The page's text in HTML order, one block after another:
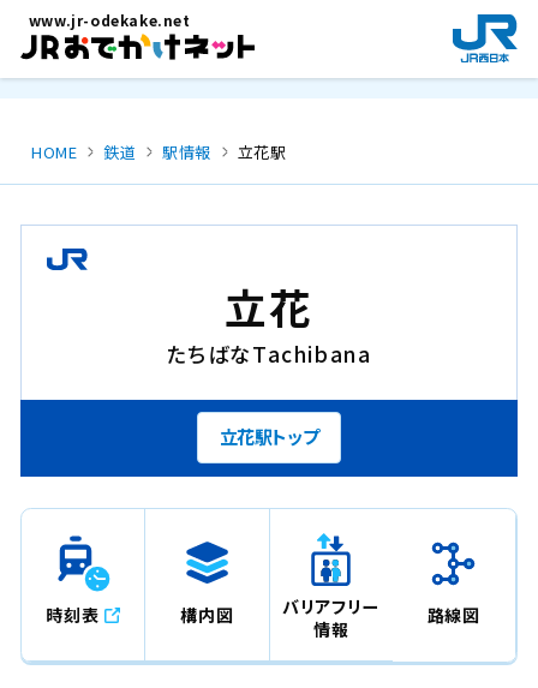
メインコンテンツにスキップ
www.jr-odekake.net
新
規
ウ
で
HOME 鉄道 駅情報 立花駅
立花
たちばなTachibana
立花駅トップ
時刻表 構内図
バリアフリー
情報
路線図